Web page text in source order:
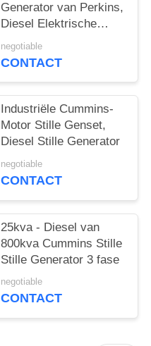
Generator van Perkins,
Diesel Elektrische
Generatorreeks
negotiable
CONTACT
Industriële Cummins-
Motor Stille Genset,
Diesel Stille Generator
negotiable
CONTACT
25kva - Diesel van
800kva Cummins Stille
Stille Generator 3 fase
negotiable
CONTACT